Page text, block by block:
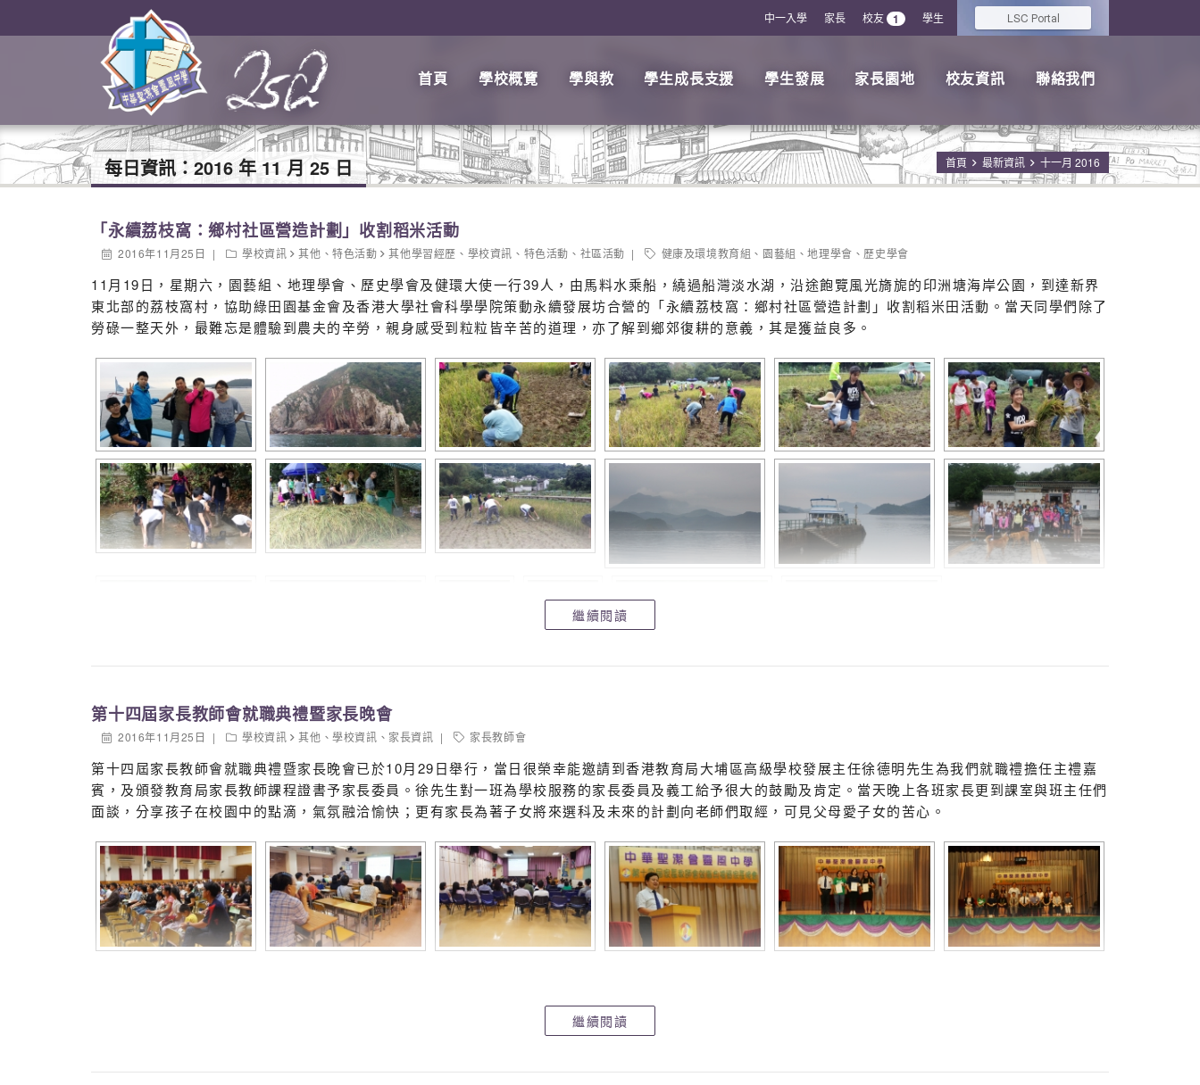
中一入學 家長 校友 1 學生 LSC Portal
首頁 學校概覽 學與教 學生成長支援 學生發展 家長園地 校友資訊 聯絡我們
首頁 最新資訊 十一月 2016
每日資訊： 2016 年 11 月 25 日
「永續荔枝窩：鄉村社區營造計劃」收割稻米活動
2016年11月25日 學校資訊 其他 、特色活動 其他學習經歷 、 學校資訊 、 特色活動 、 社區活動 健康及環境教育組 、 園藝組 、地理學會 、 歷史學會
11月19日，星期六，園藝組、地理學會、歷史學會及健環大使一行39人，由馬料水乘船，繞過船灣淡水湖，沿途飽覽風光旖旎的印洲塘海岸公園，到達新界
東北部的荔枝窩村，協助綠田園基金會及香港大學社會科學學院策動永續發展坊合營的「永續荔枝窩：鄉村社區營造計劃」收割稻米田活動。當天同學們除了
勞碌一整天外，最難忘是體驗到農夫的辛勞，親身感受到粒粒皆辛苦的道理，亦了解到鄉郊復耕的意義，其是獲益良多。
繼續閱讀
第十四屆家長教師會就職典禮暨家長晚會
2016年11月25日 學校資訊 其他 、學校資訊 、 家長資訊 家長教師會
第十四屆家長教師會就職典禮暨家長晚會已於10月29日舉行，當日很榮幸能邀請到香港教育局大埔區高級學校發展主任徐德明先生為我們就職禮擔任主禮嘉
賓，及頒發教育局家長教師課程證書予家長委員。徐先生對一班為學校服務的家長委員及義工給予很大的鼓勵及肯定。當天晚上各班家長更到課室與班主任們
面談，分享孩子在校園中的點滴，氣氛融洽愉快；更有家長為著子女將來選科及未來的計劃向老師們取經，可見父母愛子女的苦心。
繼續閱讀